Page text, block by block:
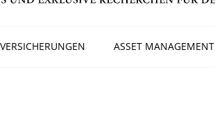
VERSICHERUNGEN ASSET MANAGEMENT